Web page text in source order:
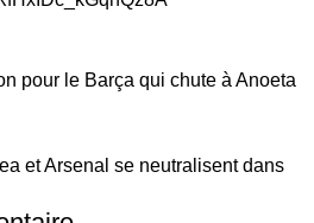
pour le Barça qui chute à Anoeta
et Arsenal se neutralisent dans